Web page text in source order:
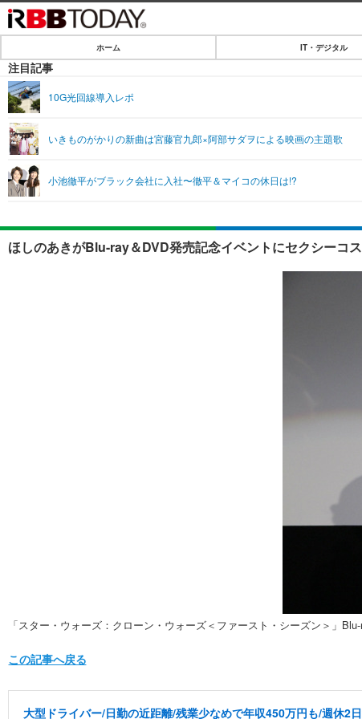
IT・デジタル
ショッピング
SPEED TEST
エンタメ
エンタメTOP
音楽
ライフ
ライフTOP
ペット
リリース一覧
ホーム IT・デジタル
注目記事
10G光回線導入レポ
いきものがかりの新曲は宮藤官九郎×阿部サダヲによる映画の主題歌
小池徹平がブラック会社に入社〜徹平＆マイコの休日は!?
ほしのあきがBlu-ray＆DVD発売記念イベントにセクシーコ
「スター・ウォーズ：クローン・ウォーズ＜ファースト・シーズン＞」
この記事へ戻る
大型ドライバー/日勤の近距離/残業少なめで年収450万円も/週休2